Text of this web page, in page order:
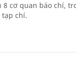
8 cơ quan báo chí,
chí.